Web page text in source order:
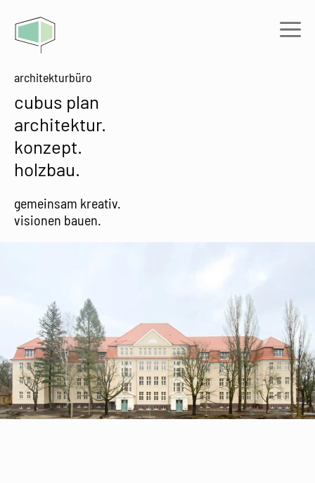
Inhalt
springen
architekturbüro
cubus plan
architektur.
konzept.
holzbau.
gemeinsam kreativ.
visionen bauen.